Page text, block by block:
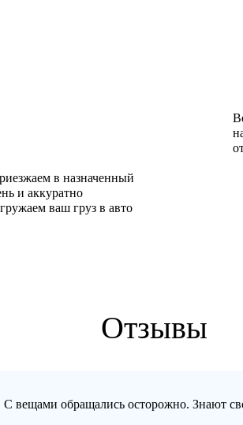
в назначенный
и аккуратно
ваш груз в авто
Отзывы
вещами обращались осторожно. Знают